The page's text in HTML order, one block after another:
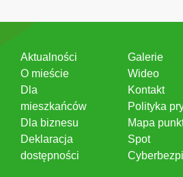
Aktualności
O mieście
Dla
mieszkańców
Dla biznesu
Deklaracja
dostępności
Galerie
Wideo
Kontakt
Polityka
Mapa
Spot